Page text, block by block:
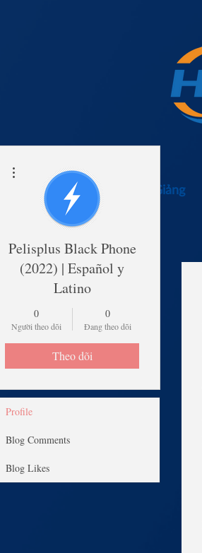
Trang Chủ Lịch Khai Giảng
Pelisplus Black Phone
(2022) | Español y
Latino
0
Người theo dõi
0
Đang theo dõi
Theo dõi
Profile
Blog Comments
Blog Likes